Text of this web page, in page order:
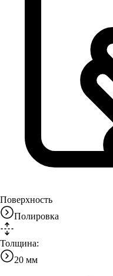
Поверхность
Полировка
Толщина:
20 мм